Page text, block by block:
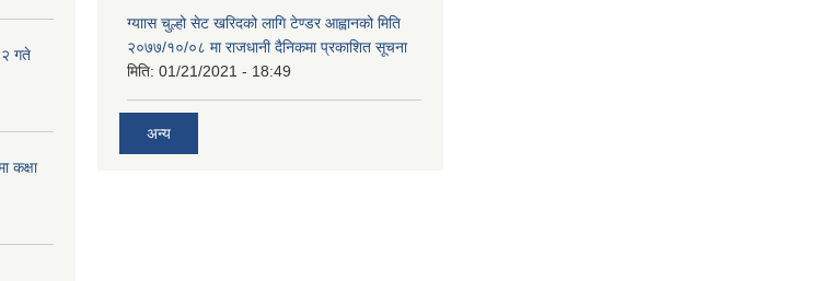
गते
कक्षा
ग्याास चुल्हो सेट खरिदको लागि टेण्डर आह्वानको मिति
२०७७/१०/०८ मा राजधानी दैनिकमा प्रकाशित सूचना
मिति: 01/21/2021 - 18:49
अन्य